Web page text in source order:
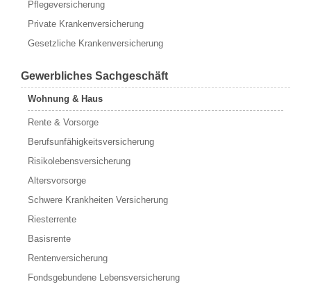
Pflegeversicherung
Private Krankenversicherung
Gesetzliche Krankenversicherung
Gewerbliches Sachgeschäft
Wohnung & Haus
Rente & Vorsorge
Berufs­unfähigkeitsversicherung
Risikolebensversicherung
Altersvorsorge
Schwere Krankheiten Versicherung
Riesterrente
Basisrente
Rentenversicherung
Fondsgebundene Lebensversicherung